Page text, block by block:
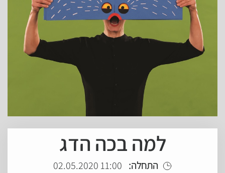
למה בכה הדג
התחלה: 11:00 02.05.2020